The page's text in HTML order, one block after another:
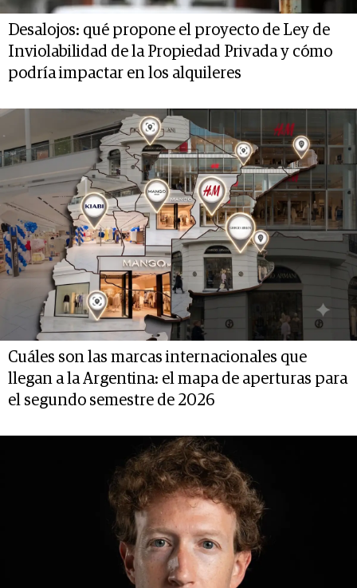
Desalojos: qué propone el proyecto de Ley de
Inviolabilidad de la Propiedad Privada y cómo
podría impactar en los alquileres
Cuáles son las marcas internacionales que
llegan a la Argentina: el mapa de aperturas para
el segundo semestre de 2026